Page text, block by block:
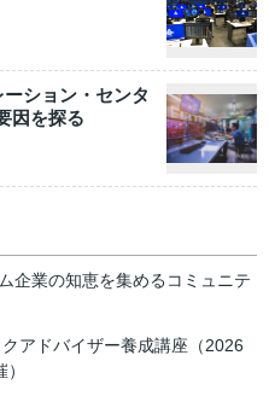
ション・センタ
因を探る
企業の知恵を集めるコミュニテ
アドバイザー養成講座（2026